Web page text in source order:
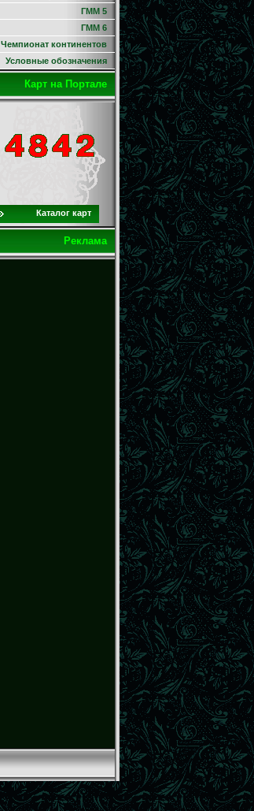
ГММ 5
ГММ 6
Чемпионат континентов
Условные обозначения
Карт на Портале
Каталог карт
Реклама